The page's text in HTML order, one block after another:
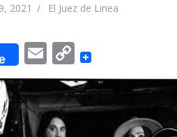
2021 Autor
El Juez de Linea
EmailCopy
Link